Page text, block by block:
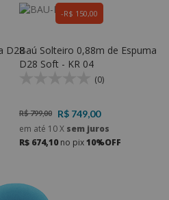
R$ 150,00
D28Baú Solteiro 0,88m de Espuma
D28 Soft - KR 04
(0)
R$ 799,00
R$ 749,00
em até 10X sem juros
R$ 674,10no pix10%OFF